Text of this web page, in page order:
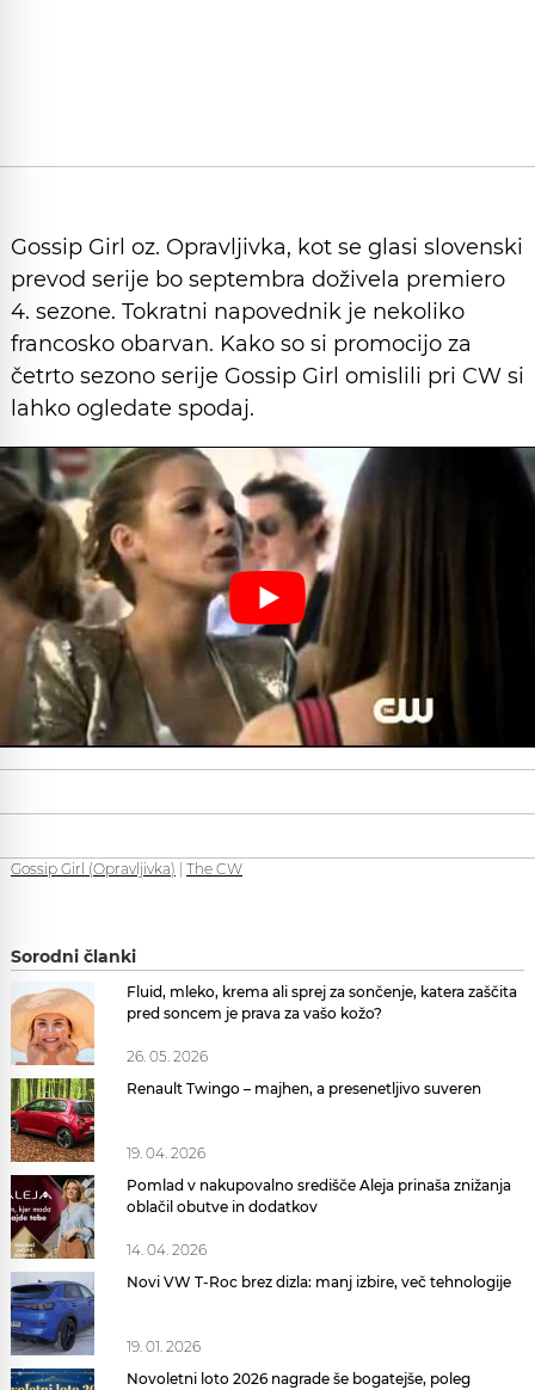
Gossip Girl oz. Opravljivka, kot se glasi slovenski
prevod serije bo septembra doživela premiero
4. sezone. Tokratni napovednik je nekoliko
francosko obarvan. Kako so si promocijo za
četrto sezono serije Gossip Girl omislili pri CW si
lahko ogledate spodaj.
Gossip Girl (Opravljivka) The CW
Sorodni članki
Fluid, mleko, krema ali sprej za sončenje, katera zaščita
pred soncem je prava za vašo kožo?
26. 05. 2026
Renault Twingo – majhen, a presenetljivo suveren
19. 04. 2026
Pomlad v nakupovalno središče Aleja prinaša znižanja
oblačil obutve in dodatkov
14. 04. 2026
Novi VW T-Roc brez dizla: manj izbire, več tehnologije
19. 01. 2026
Novoletni loto 2026 nagrade še bogatejše, poleg